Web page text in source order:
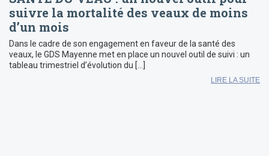
suivre la mortalité des veaux de moins
d’un mois
Dans le cadre de son engagement en faveur de la santé des
veaux, le GDS Mayenne met en place un nouvel outil de suivi : un
tableau trimestriel d’évolution du […]
LIRE LA SUITE